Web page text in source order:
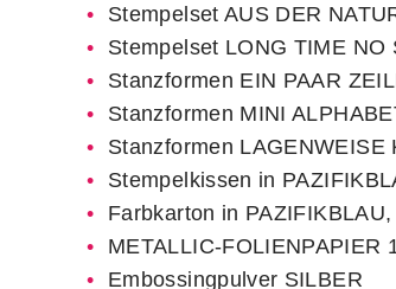
Stempelset AUS DER
Stempelset LONG TIME NO
Stanzformen EIN PAAR
Stanzformen MINI
Stanzformen LAGENWEISE
Stempelkissen in
Farbkarton in
METALLIC-FOLIENPAPIER
Embossingpulver SILBER